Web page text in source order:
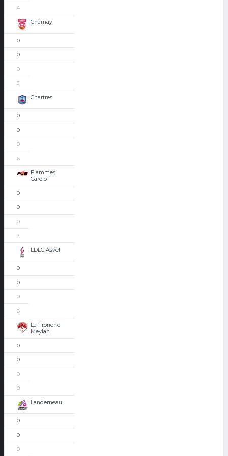
4
Charnay
0
0
0
5
Chartres
0
0
0
6
Flammes
Carolo
0
0
0
7
LDLC Asvel
0
0
0
8
La Tronche
Meylan
0
0
0
9
Landerneau
0
0
0